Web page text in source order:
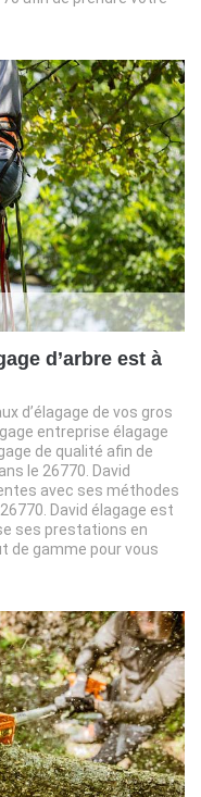
d’arbre est à
d’élagage de vos gros
entreprise élagage
de qualité afin de
le 26770. David
avec ses méthodes
David élagage est
ses prestations en
de gamme pour vous